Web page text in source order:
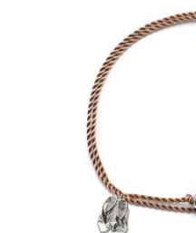
Hochkarat
Par Catégorie
Anneaux